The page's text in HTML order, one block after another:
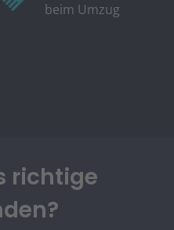
beim Umzug
richtige